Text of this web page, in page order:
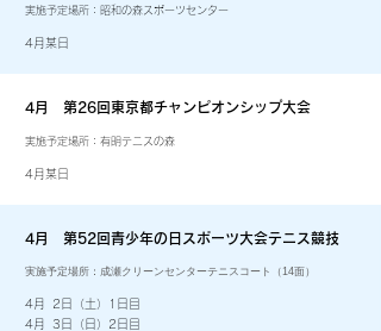
実施予定場所：昭和の森スポーツセンター
4月某日
4月 第26回東京都チャンピオンシップ大会
実施予定場所：有明テニスの森
4月某日
4月 第52回青少年の日スポーツ大会テニス競技
​実施予定場所：成瀬クリーンセンターテニスコート（14面）
4月 2日（土）1日目
4月 3日（日）2日目